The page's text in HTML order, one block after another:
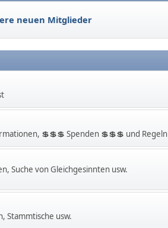
neuen Mitglieder
💲💲💲 Spenden 💲💲💲 und Regeln
Suche von Gleichgesinnten usw.
Stammtische usw.